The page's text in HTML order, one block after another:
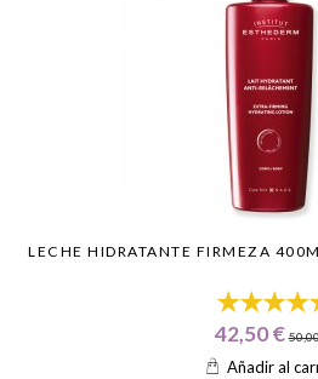
LECHE HIDRATANTE FIRMEZA
42,50 €
Añadir al